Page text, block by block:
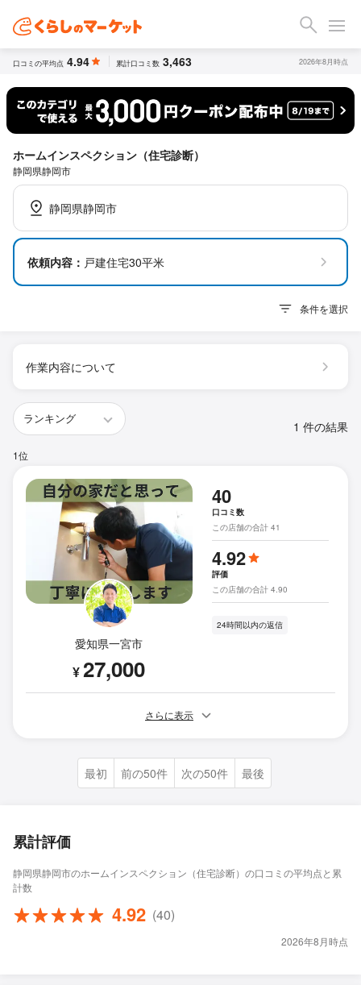
口コミの平均点 4.94 累計口コミ数 3,463 2026年8月時点
ホームインスペクション（住宅診断）
静岡県静岡市
静岡県静岡市
依頼内容： 戸建住宅30平米
条件を選択
作業内容について
1 件の結果
1位
愛知県一宮市
¥27,000
40
口コミ数
この店舗の合計 41
4.92
評価
この店舗の合計 4.90
24時間以内の返信
さらに表示
最初 前の50件 次の50件 最後
累計評価
静岡県静岡市のホームインスペクション（住宅診断）の口コミの平均点と累
計数
4.92 (40)
2026年8月時点